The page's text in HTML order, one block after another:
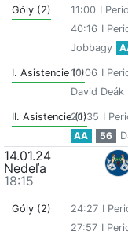
Góly (2) 11:00 I
40:16 I
Jobbagy
I. Asistencie (1)10:06 I
David Deák
II. Asistencie (1)
20:35 I
AA
56
14.01.24
Nedeľa
18:15
Góly (2) 24:27 I
27:57 I